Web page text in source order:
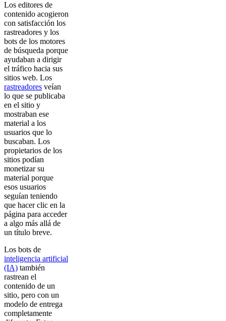
Los editores de
contenido acogieron
con satisfacción los
rastreadores y los
bots de los motores
de búsqueda porque
ayudaban a dirigir
el tráfico hacia sus
sitios web. Los
rastreadores veían
lo que se publicaba
en el sitio y
mostraban ese
material a los
usuarios que lo
buscaban. Los
propietarios de los
sitios podían
monetizar su
material porque
esos usuarios
seguían teniendo
que hacer clic en la
página para acceder
a algo más allá de
un título breve.
Los bots de
inteligencia artificial
(IA) también
rastrean el
contenido de un
sitio, pero con un
modelo de entrega
completamente